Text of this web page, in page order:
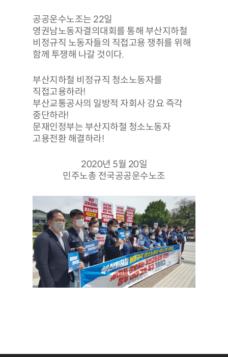
공공운수노조는 22일
영권남노동자결의대회를 통해 부산지하철
비정규직 노동자들의 직접고용 쟁취를 위해
함께 투쟁해 나갈 것이다.
부산지하철 비정규직 청소노동자를
직접고용하라!
부산교통공사의 일방적 자회사 강요 즉각
중단하라!
문재인정부는 부산지하철 청소노동자
고용전환 해결하라!
2020년 5월 20일
민주노총 전국공공운수노조